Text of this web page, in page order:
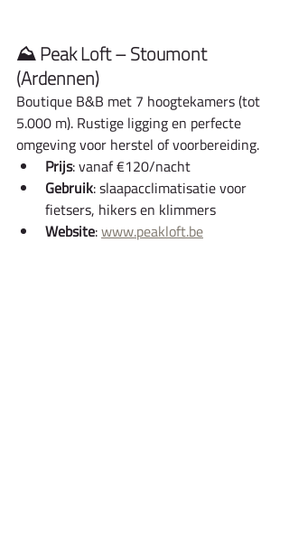
⛰️ Peak Loft – Stoumont
(Ardennen)
Boutique B&B met 7 hoogtekamers (tot
5.000 m). Rustige ligging en perfecte
omgeving voor herstel of voorbereiding.
Prijs: vanaf €120/nacht
Gebruik: slaapacclimatisatie voor
fietsers, hikers en klimmers
Website: www.peakloft.be